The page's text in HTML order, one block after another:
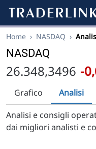
Home › NASDAQ ›
NASDAQ
26.348,3496 -
Grafico
Analisi
Analisi e consigli
dai migliori analisti e